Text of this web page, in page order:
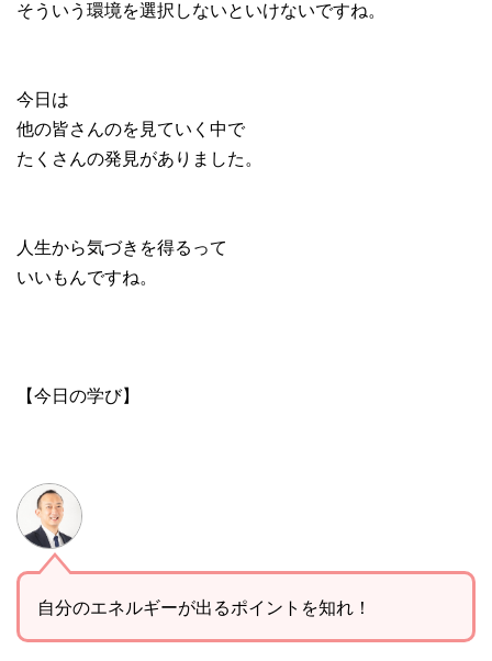
そういう環境を選択しないといけないですね。
今日は
他の皆さんのを見ていく中で
たくさんの発見がありました。
人生から気づきを得るって
いいもんですね。
【今日の学び】
自分のエネルギーが出るポイントを知れ！